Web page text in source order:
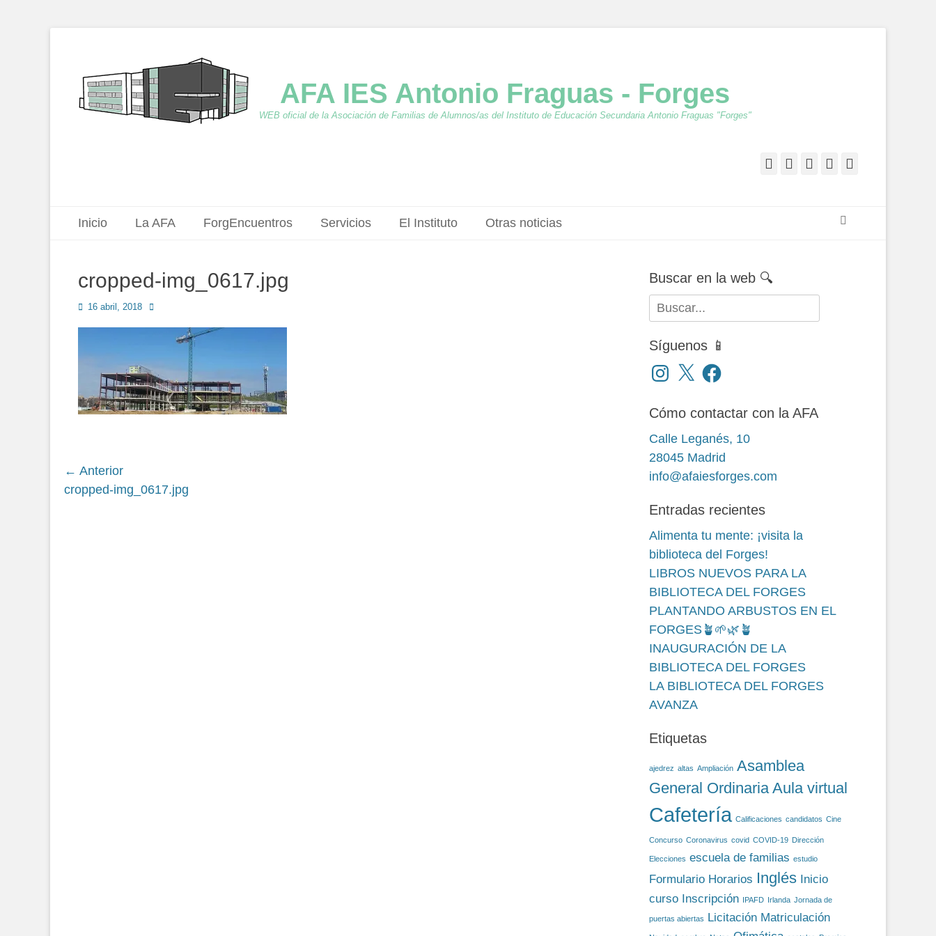
AFA IES Antonio Fraguas - Forges
WEB oficial de la Asociación de Familias de Alumnos/as del Instituto de Educación Secundaria Antonio Fraguas "Forges"
Facebook
Twitter
Feed YouTube
Menú principal
Saltar
Inicio La AFA ForgEncuentros Servicios El Instituto Otras noticias
cropped-img_0617.jpg
Publicado
16 abril, 2018 Autor
Navegación
de
← Anterior
Siguiente
cropped-img_0617.jpg
Buscar en la web 🔍
Buscar:
Síguenos 📱
Instagram
X Facebook
Cómo contactar con la AFA
Calle Leganés, 10
28045 Madrid
info@afaiesforges.com
Entradas recientes
Alimenta tu mente: ¡visita la
biblioteca del Forges!
LIBROS NUEVOS PARA LA
BIBLIOTECA DEL FORGES
PLANTANDO ARBUSTOS EN EL
FORGES🪴🌱🌿🪴
INAUGURACIÓN DE LA
BIBLIOTECA DEL FORGES
LA BIBLIOTECA DEL FORGES
AVANZA
Etiquetas
ajedrez altas Ampliación Asamblea
General Ordinaria Aula virtual
Cafetería Calificaciones candidatos Cine
Concurso Coronavirus covid COVID-19 Dirección
Elecciones escuela de familias estudio
Formulario Horarios Inglés Inicio
curso Inscripción IPAFD Irlanda Jornada de
puertas abiertas Licitación Matriculación